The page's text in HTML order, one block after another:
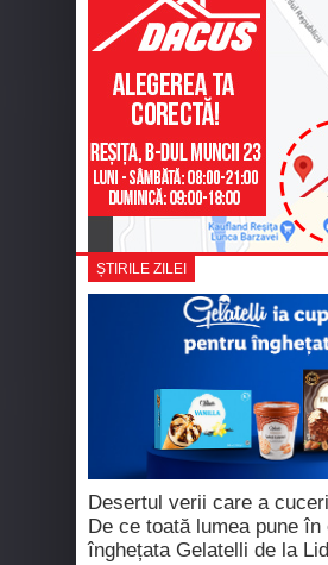
ȘTIRILE ZILEI
Desertul verii care a
De ce toată lumea pune în
înghețata Gelatelli de la